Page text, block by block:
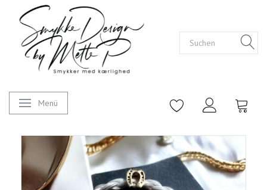
Anzeige ändern
Menü